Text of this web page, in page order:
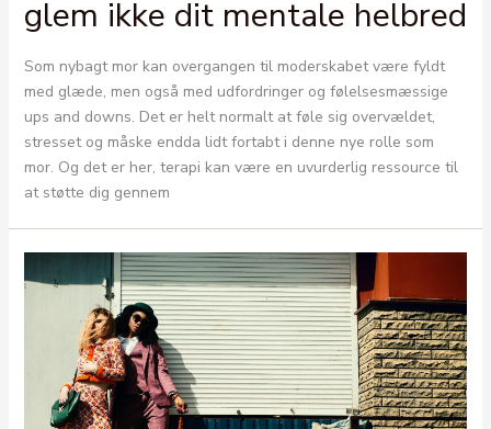
glem ikke dit mentale helbred
Som nybagt mor kan overgangen til moderskabet være fyldt
med glæde, men også med udfordringer og følelsesmæssige
ups and downs. Det er helt normalt at føle sig overvældet,
stresset og måske endda lidt fortabt i denne nye rolle som
mor. Og det er her, terapi kan være en uvurderlig ressource til
at støtte dig gennem